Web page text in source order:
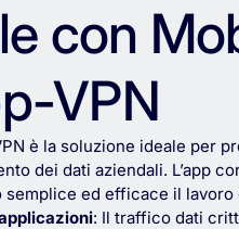
con
VPN
è la soluzione ideale per
dei dati aziendali. L’app
ed efficace il lavoro
: Il traffico dati